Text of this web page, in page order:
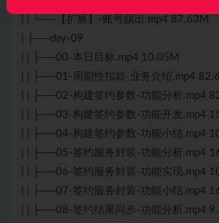
| | └──【扩展】-账号踢出.mp4 87.63M
| ├──day-09
| | ├──00-本日目标.mp4 10.05M
| | ├──01-周期性扣款-业务介绍.mp4
| | ├──02-构建签约参数-功能分析.mp4
| | ├──03-构建签约参数-功能开发.mp4
| | ├──04-构建签约参数-功能小结.mp4
| | ├──05-签约服务封装-功能分析.mp4
| | ├──06-签约服务封装-功能实现.mp4
| | ├──07-签约服务封装-功能小结.mp4
| | ├──08-签约结果同步-功能分析.mp4